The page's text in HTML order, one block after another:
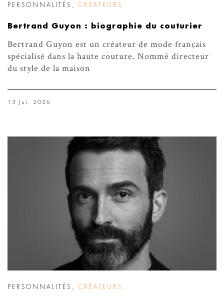
PERSONNALITÉS CRÉATEURS
Bertrand Guyon : biographie du couturier
Bertrand Guyon est un créateur de mode français
spécialisé dans la haute couture. Nommé directeur
du style de la maison
13 Jui. 2026
PERSONNALITÉS CRÉATEURS